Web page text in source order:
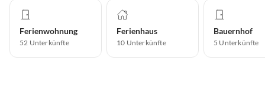
Ferienwohnung
52 Unterkünfte
Ferienhaus
10 Unterkünfte
Bauernhof
5 Unterkünfte